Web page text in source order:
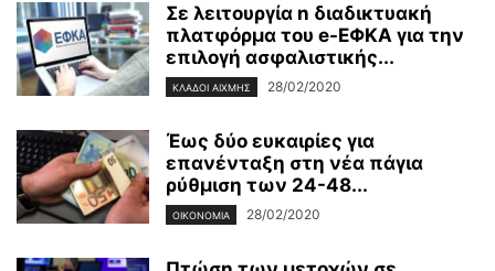
Σε λειτουργία n διαδικτυακή
πλατφόρμα του e-ΕΦΚΑ για την
επιλογή ασφαλιστικής...
ΚΛΆΔΟΙ ΑΙΧΜΉΣ 28/02/2020
Έως δύο ευκαιρίες για
επανένταξη στη νέα πάγια
ρύθμιση των 24-48...
ΟΙΚΟΝΟΜΊΑ 28/02/2020